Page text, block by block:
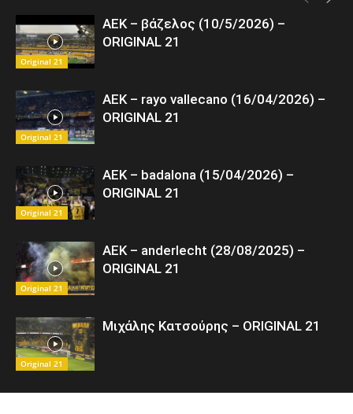
Original 21
ΑΕΚ – βάζελος (10/5/2026) –
ORIGINAL 21
Original 21
AEK – rayo vallecano (16/04/2026) –
ORIGINAL 21
Original 21
AEK – badalona (15/04/2026) –
ORIGINAL 21
Original 21
AEK – anderlecht (28/08/2025) –
ORIGINAL 21
Original 21
Μιχάλης Κατσούρης – ORIGINAL 21